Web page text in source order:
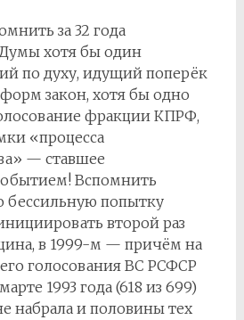
за 32 года
Думы хотя бы один
по духу, идущий поперёк
закон, хотя бы одно
фракции КПРФ,
«процесса
— ставшее
Вспомнить
бессильную попытку
второй раз
в 1999-м — причём на
голосования ВС РСФСР
1993 года (618 из 699)
набрала и половины тех